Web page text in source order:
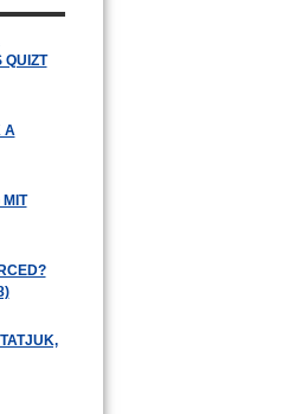
QUIZT
A